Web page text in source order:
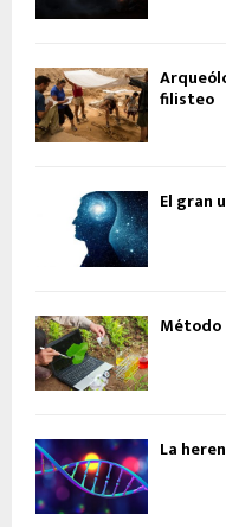
filisteo
El gran
La